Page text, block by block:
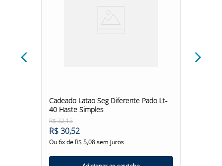
Cadeado Latao Seg Diferente Pado Lt-
40 Haste Simples
R$32,13
R$30,52
Ou6x de R$5,08sem juros